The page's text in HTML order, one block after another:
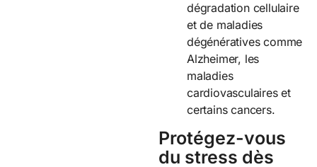
dégradation cellulaire
et de maladies
dégénératives comme
Alzheimer, les
maladies
cardiovasculaires et
certains cancers.
Protégez-vous
du stress dès